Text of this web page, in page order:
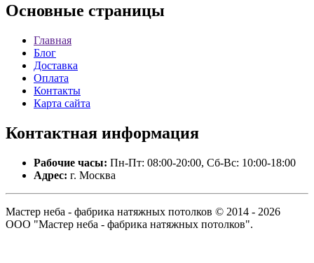
Основные страницы
Главная
Блог
Доставка
Оплата
Контакты
Карта сайта
Контактная информация
Рабочие часы: Пн-Пт: 08:00-20:00, Сб-Вс: 10:00-18:00
Адрес: г. Москва
Мастер неба - фабрика натяжных потолков © 2014 - 2026
ООО "Мастер неба - фабрика натяжных потолков".